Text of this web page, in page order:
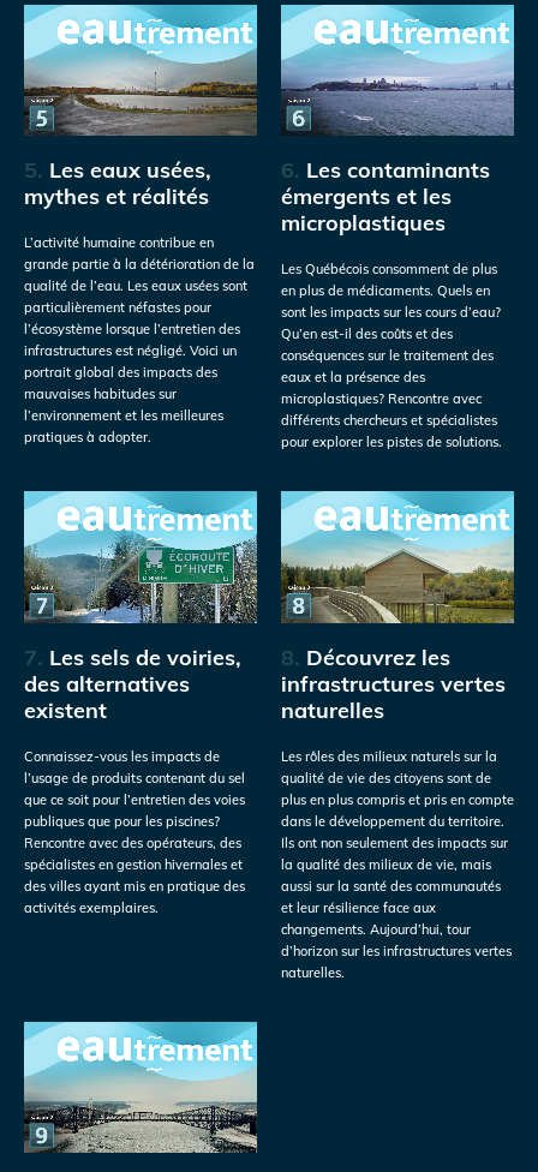
5. Les eaux usées,
mythes et réalités
L’activité humaine contribue en
grande partie à la détérioration de la
qualité de l’eau. Les eaux usées sont
particulièrement néfastes pour
l’écosystème lorsque l’entretien des
infrastructures est négligé. Voici un
portrait global des impacts des
mauvaises habitudes sur
l’environnement et les meilleures
pratiques à adopter.
6. Les contaminants
émergents et les
microplastiques
Les Québécois consomment de plus
en plus de médicaments. Quels en
sont les impacts sur les cours d’eau?
Qu’en est-il des coûts et des
conséquences sur le traitement des
eaux et la présence des
microplastiques? Rencontre avec
différents chercheurs et spécialistes
pour explorer les pistes de solutions.
7. Les sels de voiries,
des alternatives
existent
Connaissez-vous les impacts de
l’usage de produits contenant du sel
que ce soit pour l’entretien des voies
publiques que pour les piscines?
Rencontre avec des opérateurs, des
spécialistes en gestion hivernales et
des villes ayant mis en pratique des
activités exemplaires.
8. Découvrez les
infrastructures vertes
naturelles
Les rôles des milieux naturels sur la
qualité de vie des citoyens sont de
plus en plus compris et pris en compte
dans le développement du territoire.
Ils ont non seulement des impacts sur
la qualité des milieux de vie, mais
aussi sur la santé des communautés
et leur résilience face aux
changements. Aujourd’hui, tour
d’horizon sur les infrastructures vertes
naturelles.